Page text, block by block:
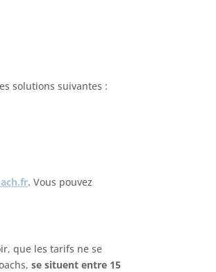
solutions suivantes :
ch.fr. Vous pouvez
que les tarifs ne se
se situent entre 15